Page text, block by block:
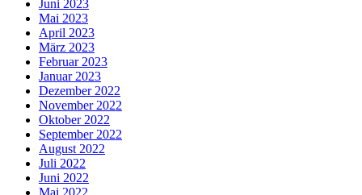
Juni 2023
Mai 2023
April 2023
März 2023
Februar 2023
Januar 2023
Dezember 2022
November 2022
Oktober 2022
September 2022
August 2022
Juli 2022
Juni 2022
Mai 2022